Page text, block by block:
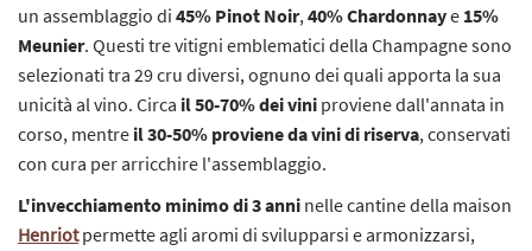
un assemblaggio di 45% Pinot Noir,40% Chardonnaye 15%
Meunier. Questi tre vitigni emblematici della Champagne sono
selezionati tra 29 cru diversi, ognuno dei quali apporta la sua
unicità al vino. Circa il 50-70% dei vini proviene dall'annata in
corso, mentre il 30-50% proviene da vini di riserva, conservati
con cura per arricchire l'assemblaggio.
L'invecchiamento minimo di 3 anni nelle cantine della maison
Henriotpermette agli aromi di svilupparsi e armonizzarsi,